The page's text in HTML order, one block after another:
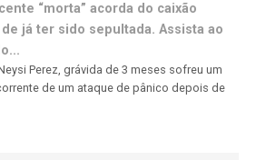
“morta” acorda do caixão
já ter sido sepultada. Assista ao
Perez, grávida de 3 meses sofreu um
de um ataque de pânico depois de